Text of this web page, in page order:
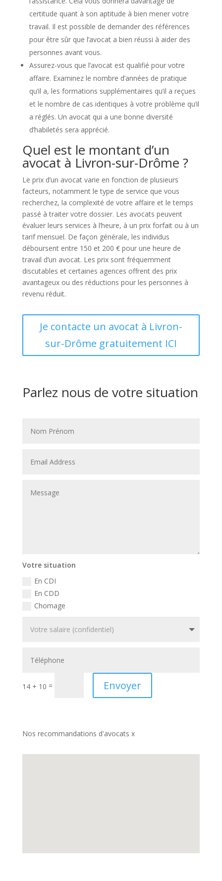
certitude quant à son aptitude à bien mener votre
travail. Il est possible de demander des références
pour être sûr que l’avocat a bien réussi à aider des
personnes avant vous.
Assurez-vous que l’avocat est qualifié pour votre
affaire. Examinez le nombre d’années de pratique
qu’il a, les formations supplémentaires qu’il a reçues
et le nombre de cas identiques à votre problème qu’il
a réglés. Un avocat qui a une bonne diversité
d’habiletés sera apprécié.
Quel est le montant d’un
avocat à Livron-sur-Drôme ?
Le prix d’un avocat varie en fonction de plusieurs
facteurs, notamment le type de service que vous
recherchez, la complexité de votre affaire et le temps
passé à traiter votre dossier. Les avocats peuvent
évaluer leurs services à l’heure, à un prix forfait ou à un
tarif mensuel. De façon générale, les individus
déboursent entre 150 et 200 € pour une heure de
travail d’un avocat. Les prix sont fréquemment
discutables et certaines agences offrent des prix
avantageux ou des réductions pour les personnes à
revenu réduit.
Je contacte un avocat à Livron-
sur-Drôme gratuitement ICI
Parlez nous de votre situation
Votre situation
En CDI
En CDD
Chomage
14 + 10 = Envoyer
Nos recommandations d'avocats x